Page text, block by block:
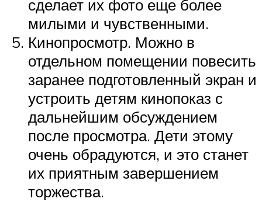
сделает их фото еще более
милыми и чувственными.
Кинопросмотр. Можно в
отдельном помещении повесить
заранее подготовленный экран и
устроить детям кинопоказ с
дальнейшим обсуждением
после просмотра. Дети этому
очень обрадуются, и это станет
их приятным завершением
торжества.